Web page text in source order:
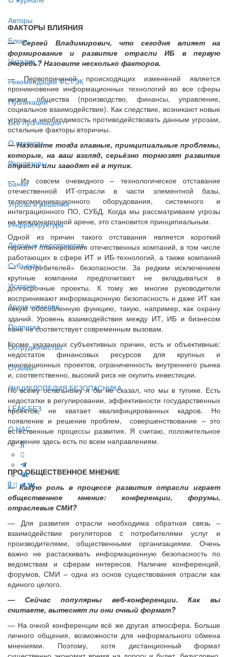
Авторы
Блоги
Читалка
Рекомендации ФСТЭК
Публикации
Все публикации
О главном
Регуляторы
Банки
Угрозы и решения
Инфраструктура
Деловые мероприятия
Субъекты
История
Архив номеров
Подписка
Сотрудничество
Отзывы
ЭНЦИКЛОПЕДИЯ БЕЗОПАСНИКА
LEAK-БЕЗ
О НАС
ФАКТОРЫ ВЛИЯНИЯ
— Сергей Владимирович, что сегодня влияет на
формирование и развитие отрасли ИБ в первую
очередь? Назовите несколько факторов.
— Первопричиной происходящих изменений является
проникновение информационных технологий во все сферы
жизни общества (производство, финансы, управление,
социальное взаимодействие). Как следствие, возникают новые
угрозы и необходимость противодействовать данным угрозам,
остальные факторы вторичны.
— Назовите тогда главные, принципиальные проблемы,
которые, на ваш взгляд, серьёзно тормозят развитие
отрасли или заводят её в тупик.
— Из совсем очевидного – технологическое отставание
отечественной ИТ-отрасли в части элементной базы,
телекоммуникационного оборудования, системного и
интеграционного ПО, СУБД. Когда мы рассматриваем угрозы
на международной арене, это становится принципиальным.
Одной из причин такого отставания является короткий
горизонт планирования отечественных компаний, в том числе
работающих в сфере ИТ и ИБ-технологий, а также компаний
— «потребителей» безопасности. За редким исключением
крупные компании предпочитают не вкладываться в
долгосрочные проекты. К тому же многие руководители
воспринимают информационную безопасность и даже ИТ как
некую обособленную функцию, такую, например, как охрану
зданий. Уровень взаимодействия между ИТ, ИБ и бизнесом
явно не соответствует современным вызовам.
Кроме указанных субъективных причин, есть и объективные:
недостаток финансовых ресурсов для крупных и
инновационных проектов, ограниченность внутреннего рынка
и, соответственно, высокий риск не окупить инвестиции.
По всему остальному я бы не сказал, что мы в тупике. Есть
недостатки в регулировании, эффективности государственных
проектов, не хватает квалифицированных кадров. Но
появление и решение проблем, совершенствование – это
естественные процессы развития. Я считаю, положительное
движение здесь есть по всем направлениям.
ПРО ОБЩЕСТВЕННОЕ МНЕНИЕ
— Какую роль в процессе развития отрасли играет
общественное мнение: конференции, форумы,
отраслевые СМИ?
— Для развития отрасли необходима обратная связь –
взаимодействие регуляторов c потребителями услуг и
производителями, общественными организациями. Очень
важно не растаскивать информационную безопасность по
ведомствам и сферам интересов. Наличие конференций,
форумов, СМИ – одна из основ существования отрасли как
единого целого.
— Сейчас популярны веб-конференции. Как вы
считаете, вытеснят ли они очный формат?
— На очной конференции всё же другая атмосфера. Больше
личного общения, возможности для неформального обмена
мнениями. Поэтому, хотя дистанционный формат